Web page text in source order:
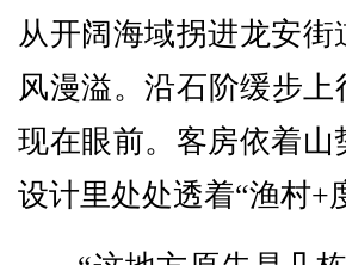
从开阔海域拐进龙安
风漫溢。沿石阶缓步
现在眼前。客房依着
设计里处处透着“渔村+